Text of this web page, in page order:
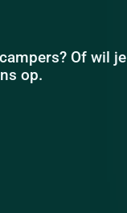
Of wil je
op.